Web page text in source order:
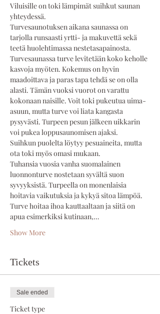
Viluisille on toki lämpimät suihkut saunan
yhteydessä.
Turvesaunotuksen aikana saunassa on
tarjolla runsaasti yrtti- ja makuvettä sekä
teetä huolehtimassa nestetasapainosta.
Turvesaunassa turve levitetään koko keholle
kasvoja myöten. Kokemus on hyvin
maadoittava ja paras tapa tehdä se on olla
alasti. Tämän vuoksi vuorot on varattu
kokonaan naisille. Voit toki pukeutua uima-
asuun, mutta turve voi liata kangasta
pysyvästi. Turpeen pesun jälkeen uikkarin
voi pukea loppusaunomisen ajaksi.
Suihkun puolelta löytyy pesuaineita, mutta
ota toki myös omasi mukaan.
Tuhansia vuosia vanha suomalainen
luonnonturve nostetaan syvältä suon
syvyyksistä. Turpeella on monenlaisia
hoitavia vaikutuksia ja kykyä sitoa lämpöä.
Turve hoitaa ihoa kauttaaltaan ja siitä on
apua esimerkiksi kutinaan,…
Show More
Tickets
Sale ended
Ticket type